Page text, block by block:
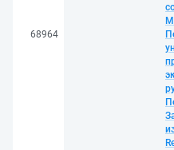
68964